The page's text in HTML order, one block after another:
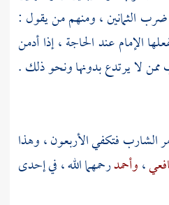
الثمانين ، ومنهم من يقول :
الإمام عند الحاجة ، إذا أدمن
ممن لا يرتدع بدونها ونحو ذلك .
الشارب فتكفي الأربعون ، وهذا
،وأحمدرحمهما الله ، في إحدى